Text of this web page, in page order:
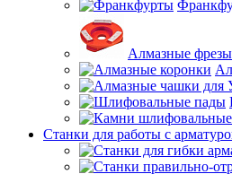
Алмазные фрезы
Станки для работы с